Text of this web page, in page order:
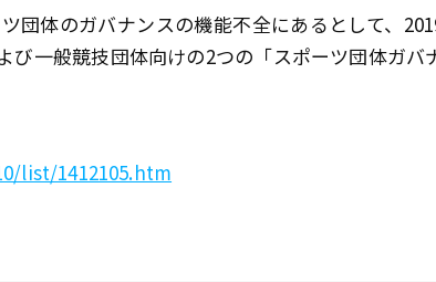
体のガバナンスの機能不全にあるとして、
一般競技団体向けの2つの「スポーツ団体ガバ
list/1412105.htm